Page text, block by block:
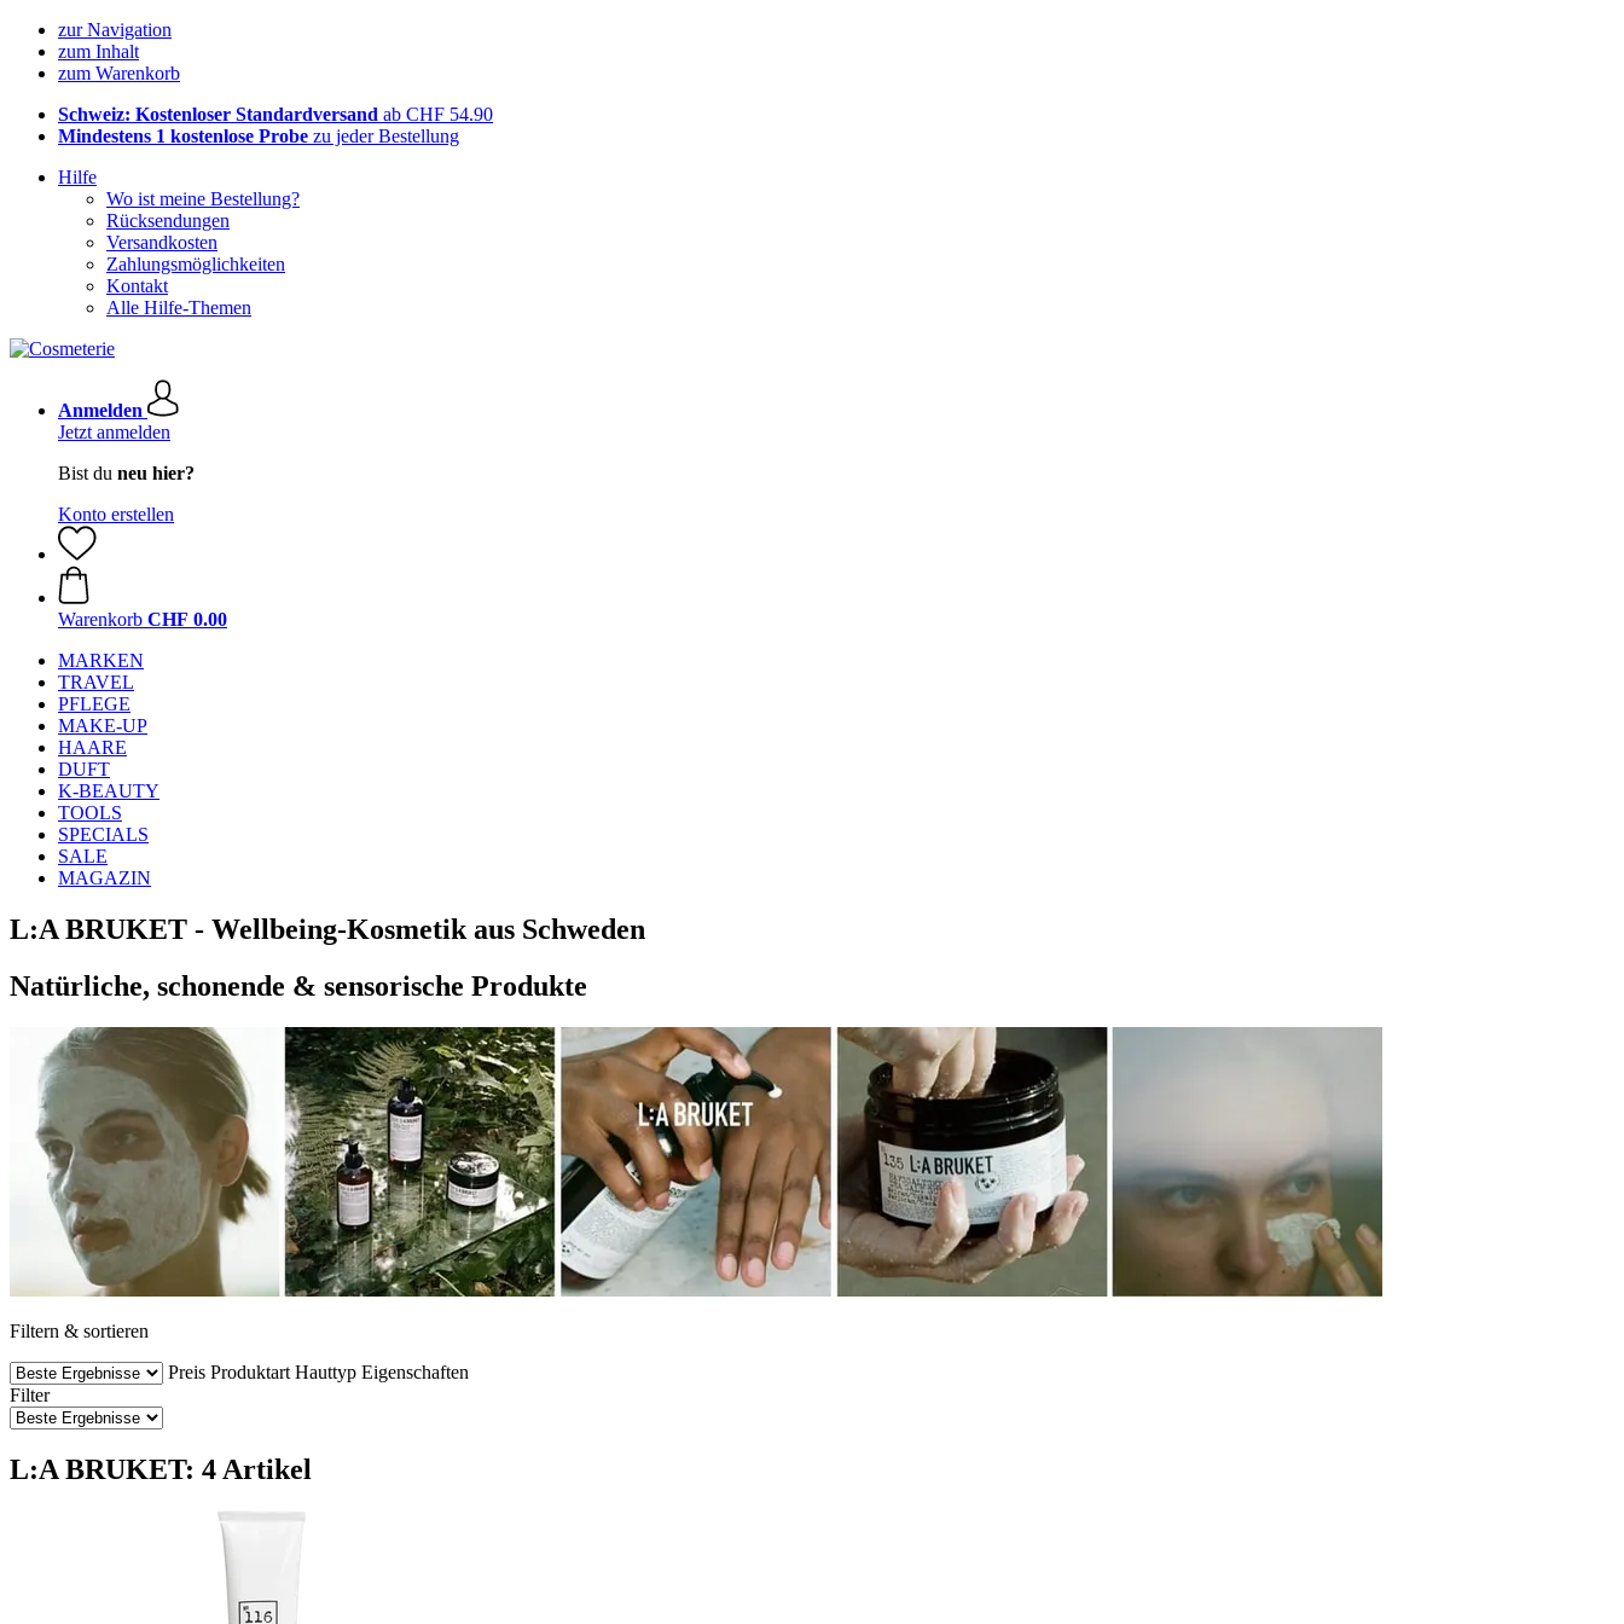
zur Navigation
zum Inhalt
zum Warenkorb
Schweiz: Kostenloser Standardversand ab CHF 54.90
Mindestens 1 kostenlose Probe zu jeder Bestellung
Hilfe
Wo ist meine Bestellung?
Rücksendungen
Versandkosten
Zahlungsmöglichkeiten
Kontakt
Alle Hilfe-Themen
Anmelden
Jetzt anmelden
Bist du neu hier?
Konto erstellen
Warenkorb CHF 0.00
MARKEN
TRAVEL
PFLEGE
MAKE-UP
HAARE
DUFT
K-BEAUTY
TOOLS
SPECIALS
SALE
MAGAZIN
L:A BRUKET - Wellbeing-Kosmetik aus Schweden
Natürliche, schonende & sensorische Produkte
Filtern & sortieren
Preis Produktart Hauttyp Eigenschaften
Filter
L:A BRUKET: 4 Artikel